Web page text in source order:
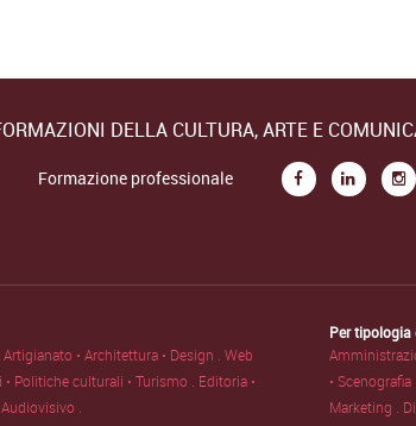
DELLA CULTURA, ARTE E
Formazione professionale
Artigianato • Architettura • Design . Web
Politiche culturali • Turismo . Editoria •
Audiovisivo .
Per tipologia
• Scenografia .
Marketing .